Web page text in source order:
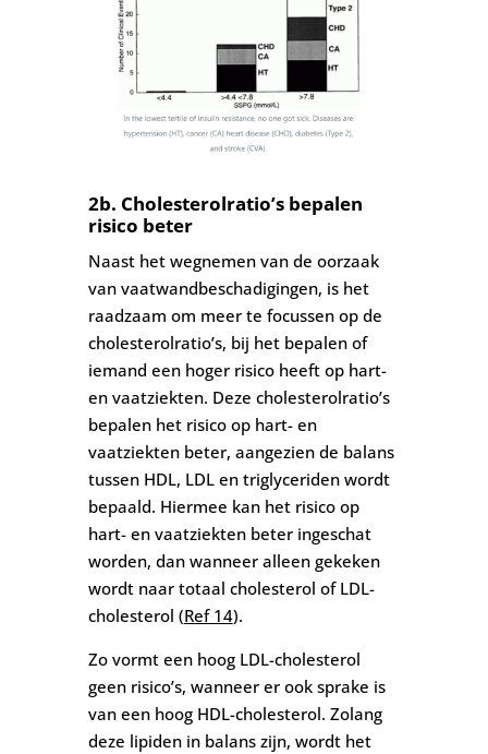
2b. Cholesterolratio’s bepalen
risico beter
Naast het wegnemen van de oorzaak
van vaatwandbeschadigingen, is het
raadzaam om meer te focussen op de
cholesterolratio’s, bij het bepalen of
iemand een hoger risico heeft op hart-
en vaatziekten. Deze cholesterolratio’s
bepalen het risico op hart- en
vaatziekten beter, aangezien de balans
tussen HDL, LDL en triglyceriden wordt
bepaald. Hiermee kan het risico op
hart- en vaatziekten beter ingeschat
worden, dan wanneer alleen gekeken
wordt naar totaal cholesterol of LDL-
cholesterol (Ref 14).
Zo vormt een hoog LDL-cholesterol
geen risico’s, wanneer er ook sprake is
van een hoog HDL-cholesterol. Zolang
deze lipiden in balans zijn, wordt het